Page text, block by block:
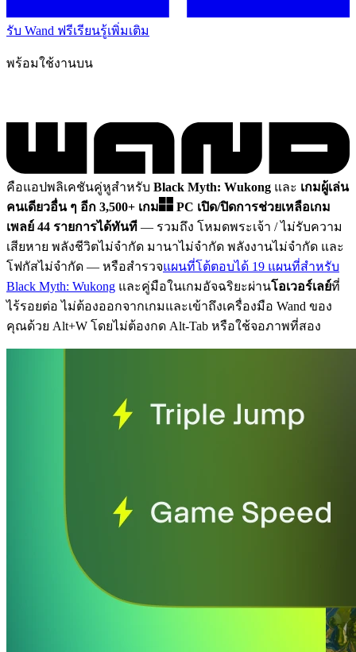
รับ Wand ฟรีเรียนรู้เพิ่มเติม
พร้อมใช้งานบน
คือแอปพลิเคชันคู่หูสำหรับ Black Myth: Wukong และ เกมผู้เล่น
คนเดียวอื่น ๆ อีก 3,500+ เกม
PC เปิด/ปิดการช่วยเหลือเกม
เพลย์ 44 รายการได้ทันที — รวมถึง โหมดพระเจ้า / ไม่รับความ
เสียหาย พลังชีวิตไม่จำกัด มานาไม่จำกัด พลังงานไม่จำกัด และ
โฟกัสไม่จำกัด — หรือสำรวจแผนที่โต้ตอบได้ 19 แผนที่สำหรับ
Black Myth: Wukong และคู่มือในเกมอัจฉริยะผ่านโอเวอร์เลย์ที่
ไร้รอยต่อ ไม่ต้องออกจากเกมและเข้าถึงเครื่องมือ Wand ของ
คุณด้วย Alt+W โดยไม่ต้องกด Alt-Tab หรือใช้จอภาพที่สอง